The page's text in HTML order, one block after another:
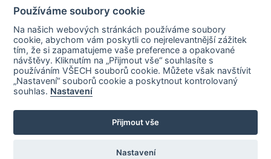
© 2017-2026 Pneucentrum N&N.
Webové stránky realizovalMatosoft.
PNEUCENTRUM N & N s. r. o.
ve spolupráci s Ministerstvem průmyslu a
„FVE-PNEUCENTRUM NN-OLOMOUC“, rgč.
CZ.31.3.0/0.0/0.0/22_001/0006195. Projekt je spolufinancován
Evropskou unií. V rámci projektu byla na střechu místa podnikání
obnovitelných zdrojů energie a energetickou soběstačnost.
Používáme soubory cookie
Na našich webových stránkách používáme soubory
cookie, abychom vám poskytli co nejrelevantnější zážitek
tím, že si zapamatujeme vaše preference a opakované
návštěvy. Kliknutím na „Přijmout vše“ souhlasíte s
používáním VŠECH souborů cookie. Můžete však navštívit
„Nastavení“ souborů cookie a poskytnout kontrolovaný
souhlas. Nastavení
Přijmout vše
Nastavení